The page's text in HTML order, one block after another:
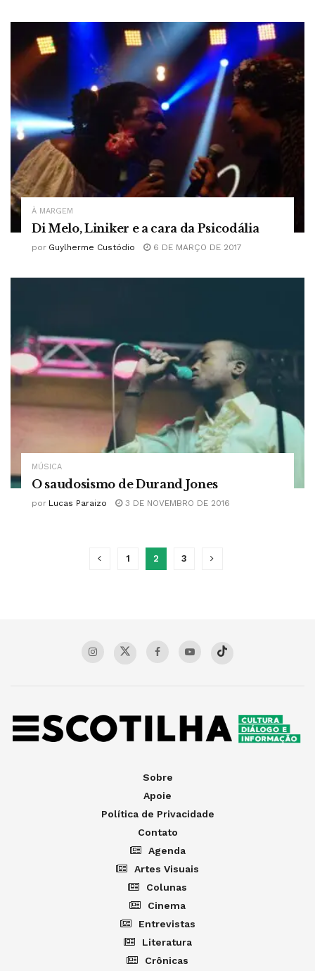
À MARGEM
Di Melo, Liniker e a cara da Psicodália
por Guylherme Custódio 6 DE MARÇO DE 2017
MÚSICA
O saudosismo de Durand Jones
por Lucas Paraizo 3 DE NOVEMBRO DE 2016
1 2 3
Sobre
Apoie
Política de Privacidade
Contato
Agenda
Artes Visuais
Colunas
Cinema
Entrevistas
Literatura
Crônicas